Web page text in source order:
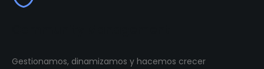
Gestionamos, dinamizamos y hacemos crecer